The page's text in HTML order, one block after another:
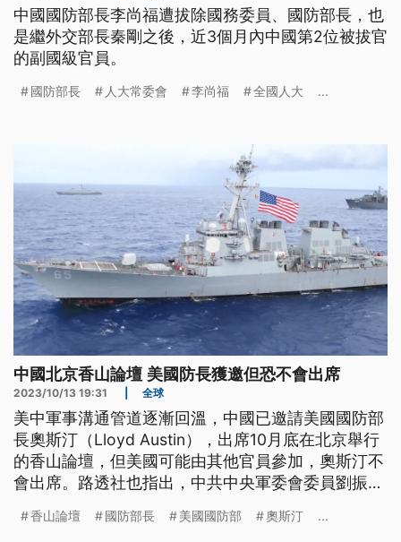
中國國防部長李尚福遭拔除國務委員、國防部長，也
是繼外交部長秦剛之後，近3個月內中國第2位被拔官
的副國級官員。
國防部長 人大常委會 李尚福 全國人大 ...
中國北京香山論壇 美國防長獲邀但恐不會出席
2023/10/13 19:31 全球
美中軍事溝通管道逐漸回溫，中國已邀請美國國防部
長奧斯汀（Lloyd Austin），出席10月底在北京舉行
的香山論壇，但美國可能由其他官員參加，奧斯汀不
會出席。路透社也指出，中共中央軍委會委員劉振
京將會在香山論壇舉辦前宣布。
香山論壇 國防部長 美國國防部 奧斯汀 ...